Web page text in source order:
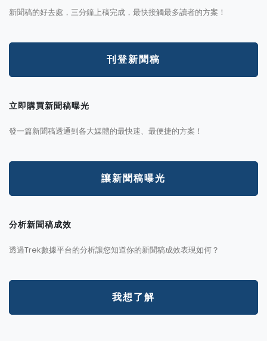
新聞稿的好去處，三分鐘上稿完成，最快接觸最多讀者的方案！
刊登新聞稿
立即購買新聞稿曝光
發一篇新聞稿透通到各大媒體的最快速、最便捷的方案！
讓新聞稿曝光
分析新聞稿成效
透過Trek數據平台的分析讓您知道你的新聞稿成效表現如何？
我想了解